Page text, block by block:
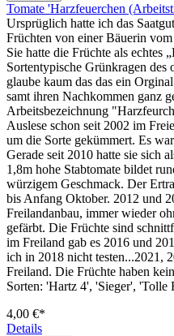
Tomate 'Harzfeuerchen
Ursprüglich hatte ich das
Früchten von einer Bäuerin
Sie hatte die Früchte als echtes
Sortentypische Grünkragen
glaube kaum das das ein
samt ihren Nachkommen ganz
Arbeitsbezeichnung
Auslese schon seit 2002 im
um die Sorte gekümmert. Es
Gerade seit 2010 hatte sie sich
1,8m hohe Stabtomate bildet
würzigem Geschmack. Der
bis Anfang Oktober. 2012 und
Freiland­anbau, immer wieder
gefärbt. Die Früchte sind
im Freiland gab es 2016 und
ich in 2018 nicht testen...2021,
Freiland. Die Früchte haben
Sorten: 'Hartz 4', 'Sieger', 'Tolle
4,00 €*
Details